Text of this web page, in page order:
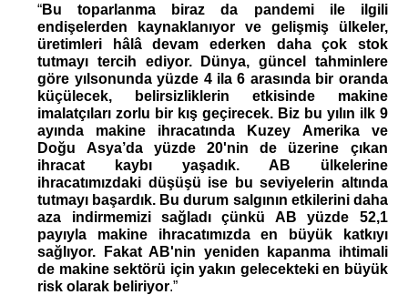
“Bu toparlanma biraz da pandemi ile ilgili
endişelerden kaynaklanıyor ve gelişmiş ülkeler,
üretimleri hâlâ devam ederken daha çok stok
tutmayı tercih ediyor. Dünya, güncel tahminlere
göre yılsonunda yüzde 4 ila 6 arasında bir oranda
küçülecek, belirsizliklerin etkisinde makine
imalatçıları zorlu bir kış geçirecek. Biz bu yılın ilk 9
ayında makine ihracatında Kuzey Amerika ve
Doğu Asya’da yüzde 20'nin de üzerine çıkan
ihracat kaybı yaşadık. AB ülkelerine
ihracatımızdaki düşüşü ise bu seviyelerin altında
tutmayı başardık. Bu durum salgının etkilerini daha
aza indirmemizi sağladı çünkü AB yüzde 52,1
payıyla makine ihracatımızda en büyük katkıyı
sağlıyor. Fakat AB'nin yeniden kapanma ihtimali
de makine sektörü için yakın gelecekteki en büyük
risk olarak beliriyor.”